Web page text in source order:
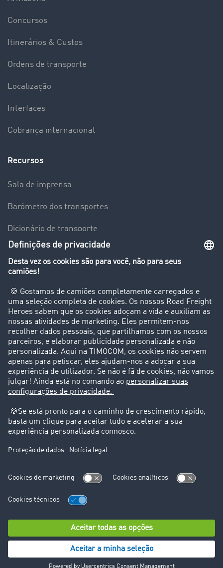
Concursos
Itinerários & Custos
Ordens de transporte
Localização
Interfaces
Cobrança internacional
Recursos
Sala de imprensa
Barómetro dos transportes
Dicionário de transporte
Visão geral da Bolsa de Cargas
Clientes recomendam clientes
Casos de sucesso
Suporte
Suporte
Avisos legais
Ficha técnica
Condições Gerais
© TIMOCOM GmbH 2026. Todos os direitos reservados